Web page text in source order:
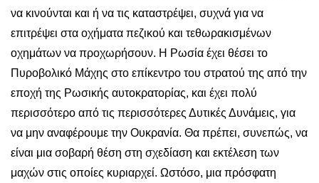
να κινούνται και ή να τις καταστρέψει, συχνά για να
επιτρέψει στα οχήματα πεζικού και τεθωρακισμένων
οχημάτων να προχωρήσουν. Η Ρωσία έχει θέσει το
Πυροβολικό Μάχης στο επίκεντρο του στρατού της από την
εποχή της Ρωσικής αυτοκρατορίας, και έχει πολύ
περισσότερο από τις περισσότερες Δυτικές Δυνάμεις, για
να μην αναφέρουμε την Ουκρανία. Θα πρέπει, συνεπώς, να
είναι μια σοβαρή θέση στη σχεδίαση και εκτέλεση των
μαχών στις οποίες κυριαρχεί. Ωστόσο, μια πρόσφατη